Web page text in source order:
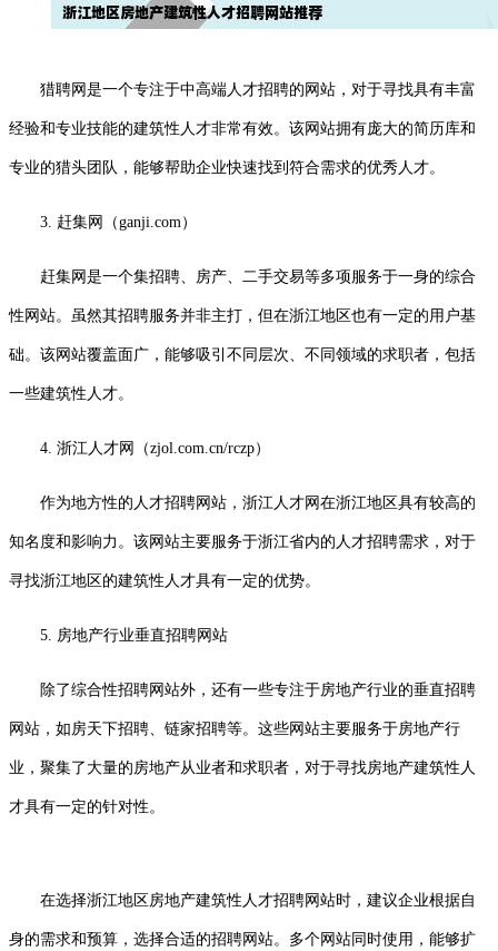
猎聘网是一个专注于中高端人才招聘的网站，对于寻找具有丰富
经验和专业技能的建筑性人才非常有效。该网站拥有庞大的简历库和
专业的猎头团队，能够帮助企业快速找到符合需求的优秀人才。
3. 赶集网（ganji.com）
赶集网是一个集招聘、房产、二手交易等多项服务于一身的综合
性网站。虽然其招聘服务并非主打，但在浙江地区也有一定的用户基
础。该网站覆盖面广，能够吸引不同层次、不同领域的求职者，包括
一些建筑性人才。
4. 浙江人才网（zjol.com.cn/rczp）
作为地方性的人才招聘网站，浙江人才网在浙江地区具有较高的
知名度和影响力。该网站主要服务于浙江省内的人才招聘需求，对于
寻找浙江地区的建筑性人才具有一定的优势。
5. 房地产行业垂直招聘网站
除了综合性招聘网站外，还有一些专注于房地产行业的垂直招聘
网站，如房天下招聘、链家招聘等。这些网站主要服务于房地产行
业，聚集了大量的房地产从业者和求职者，对于寻找房地产建筑性人
才具有一定的针对性。
在选择浙江地区房地产建筑性人才招聘网站时，建议企业根据自
身的需求和预算，选择合适的招聘网站。多个网站同时使用，能够扩